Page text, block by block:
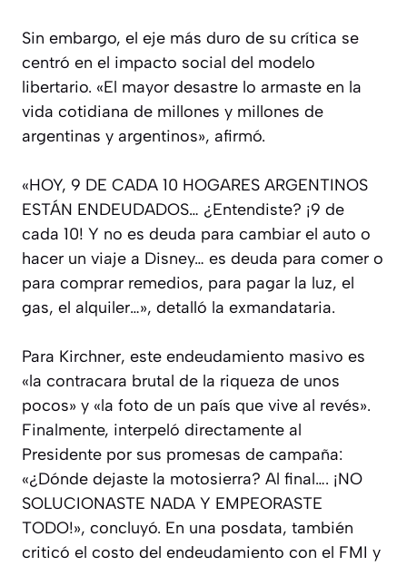
Sin embargo, el eje más duro de su crítica se
centró en el impacto social del modelo
libertario. «El mayor desastre lo armaste en la
vida cotidiana de millones y millones de
argentinas y argentinos», afirmó.
«HOY, 9 DE CADA 10 HOGARES ARGENTINOS
ESTÁN ENDEUDADOS… ¿Entendiste? ¡9 de
cada 10! Y no es deuda para cambiar el auto o
hacer un viaje a Disney… es deuda para comer o
para comprar remedios, para pagar la luz, el
gas, el alquiler…», detalló la exmandataria.
Para Kirchner, este endeudamiento masivo es
«la contracara brutal de la riqueza de unos
pocos» y «la foto de un país que vive al revés».
Finalmente, interpeló directamente al
Presidente por sus promesas de campaña:
«¿Dónde dejaste la motosierra? Al final…. ¡NO
SOLUCIONASTE NADA Y EMPEORASTE
TODO!», concluyó. En una posdata, también
criticó el costo del endeudamiento con el FMI y